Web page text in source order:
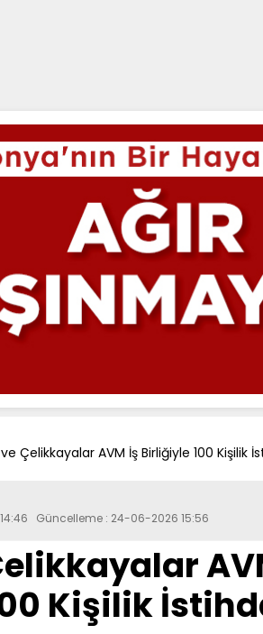
ve Çelikkayalar AVM İş Birliğiyle 100 Kişilik
Güncelleme : 24-06-2026 15:56
Kişilik